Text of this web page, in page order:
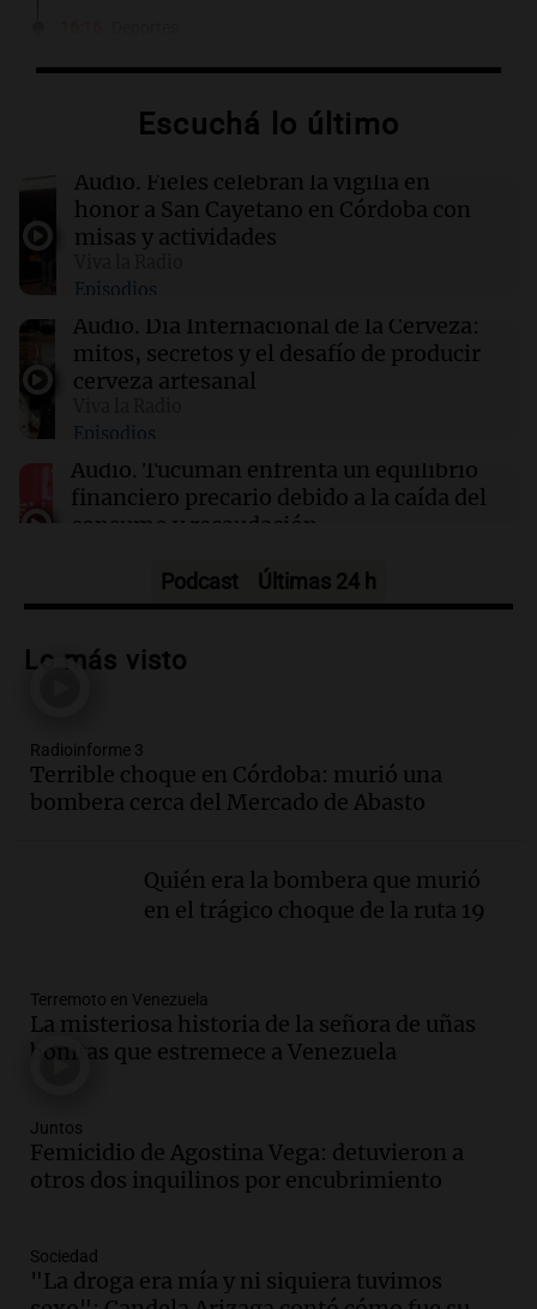
dejar el Olympique de Marsella
Incendio en un edificio al lado de la casa de
Cristina Kirchner: evacuaron a los vecinos
Cameron Hamilton asumirá la FEMA tras su
confirmación en el Senado de EE.UU.
16:11 Espectáculos
que transformó la música pop a los 69 años
Escuchá lo último
Audio. Fieles celebran la vigilia en
honor a San Cayetano en Córdoba con
misas y actividades
Episodios
Audio. Día Internacional de la Cerveza:
mitos, secretos y el desafío de producir
cerveza artesanal
Episodios
Audio. Tucumán enfrenta un equilibrio
financiero precario debido a la caída del
consumo y recaudación
Audio.La calidad del empleo en
en un contexto de crisis económica
Audio.Audiencia por tragedia vial en
Altas Cumbres: peritos analizan
teléfono de Óscar González
Solicitan quiebra de Lebron
Group en medio de una investigación
Episodios
Audio.Detienen a pareja en Alderete por
venta de medicamentos controlados
Panorama Federal
Episodios
Audio.El alzobispo García Cueva llama a
económicos y sociales
Panorama Federal
Episodios
Podcast Últimas 24 h
Lo más visto
Radioinforme 3
Terrible choque en Córdoba: murió una
bombera cerca del Mercado de Abasto
Quién era la bombera que murió
en el trágico choque de la ruta 19
Terremoto en Venezuela
La misteriosa historia de la señora de uñas
bonitas que estremece a Venezuela
Juntos
Femicidio de Agostina Vega: detuvieron a
otros dos inquilinos por encubrimiento
Sociedad
"La droga era mía y ni siquiera tuvimos